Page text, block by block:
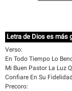
Letra de Dios es más
Verso:
En Todo Tiempo Lo
Mi Buen Pastor La Luz
Confiare En Su
Precoro: